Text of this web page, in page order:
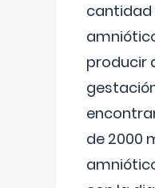
cantidad
producir
de 2000